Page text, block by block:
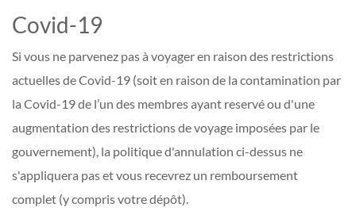
Covid-19
Si vous ne parvenez pas à voyager en raison des restrictions
actuelles de Covid-19 (soit en raison de la contamination par
la Covid-19 de l’un des membres ayant reservé ou d'une
augmentation des restrictions de voyage imposées par le
gouvernement), la politique d'annulation ci-dessus ne
s'appliquera pas et vous recevrez un remboursement
complet (y compris votre dépôt).